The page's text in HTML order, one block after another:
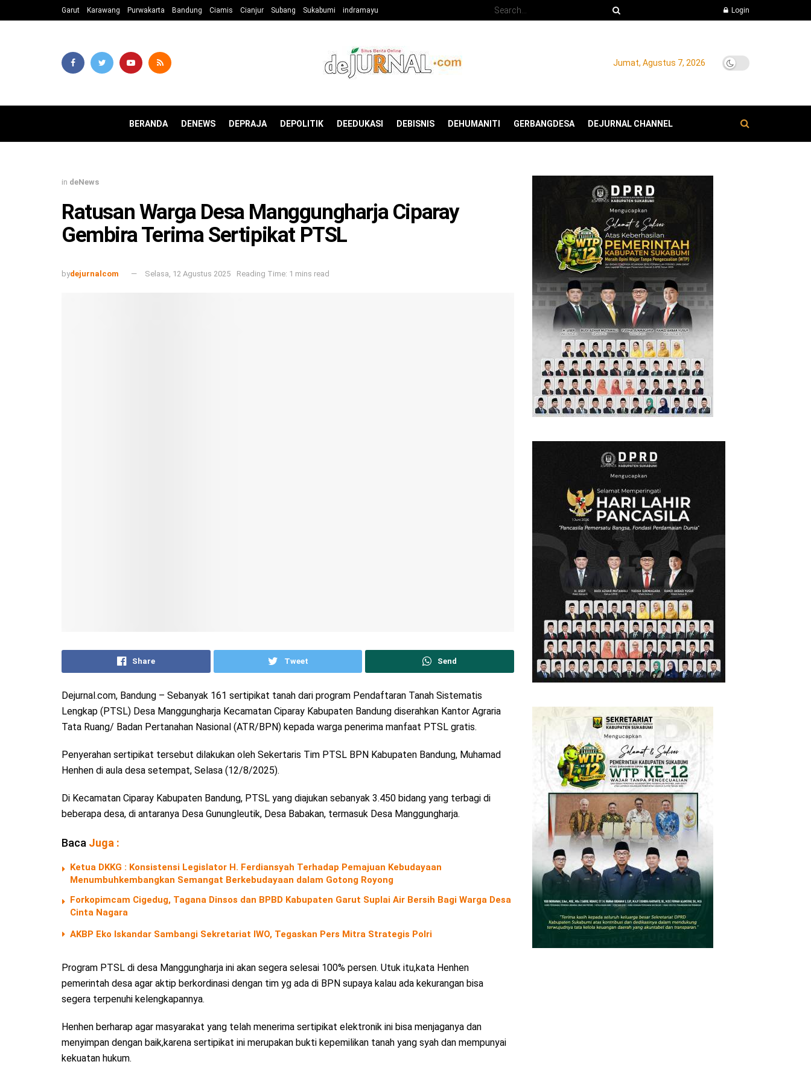
Garut Karawang Purwakarta Bandung Ciamis Cianjur Subang Sukabumi indramayu Login
Jumat, Agustus 7, 2026
BERANDA DENEWS DEPRAJA DEPOLITIK DEEDUKASI DEBISNIS DEHUMANITI GERBANGDESA DEJURNAL CHANNEL
in deNews
Ratusan Warga Desa Manggungharja Ciparay
Gembira Terima Sertipikat PTSL
bydejurnalcom Selasa, 12 Agustus 2025 Reading Time: 1 mins read
Share Tweet Send
Dejurnal.com, Bandung – Sebanyak 161 sertipikat tanah dari program Pendaftaran Tanah Sistematis
Lengkap (PTSL) Desa Manggungharja Kecamatan Ciparay Kabupaten Bandung diserahkan Kantor Agraria
Tata Ruang/ Badan Pertanahan Nasional (ATR/BPN) kepada warga penerima manfaat PTSL gratis.
Penyerahan sertipikat tersebut dilakukan oleh Sekertaris Tim PTSL BPN Kabupaten Bandung, Muhamad
Henhen di aula desa setempat, Selasa (12/8/2025).
Di Kecamatan Ciparay Kabupaten Bandung, PTSL yang diajukan sebanyak 3.450 bidang yang terbagi di
beberapa desa, di antaranya Desa Gunungleutik, Desa Babakan, termasuk Desa Manggungharja.
Baca Juga :
Ketua DKKG : Konsistensi Legislator H. Ferdiansyah Terhadap Pemajuan Kebudayaan
Menumbuhkembangkan Semangat Berkebudayaan dalam Gotong Royong
Forkopimcam Cigedug, Tagana Dinsos dan BPBD Kabupaten Garut Suplai Air Bersih Bagi Warga Desa
Cinta Nagara
AKBP Eko Iskandar Sambangi Sekretariat IWO, Tegaskan Pers Mitra Strategis Polri
Program PTSL di desa Manggungharja ini akan segera selesai 100% persen. Utuk itu,kata Henhen
pemerintah desa agar aktip berkordinasi dengan tim yg ada di BPN supaya kalau ada kekurangan bisa
segera terpenuhi kelengkapannya.
Henhen berharap agar masyarakat yang telah menerima sertipikat elektronik ini bisa menjaganya dan
menyimpan dengan baik,karena sertipikat ini merupakan bukti kepemilikan tanah yang syah dan mempunyai
kekuatan hukum.